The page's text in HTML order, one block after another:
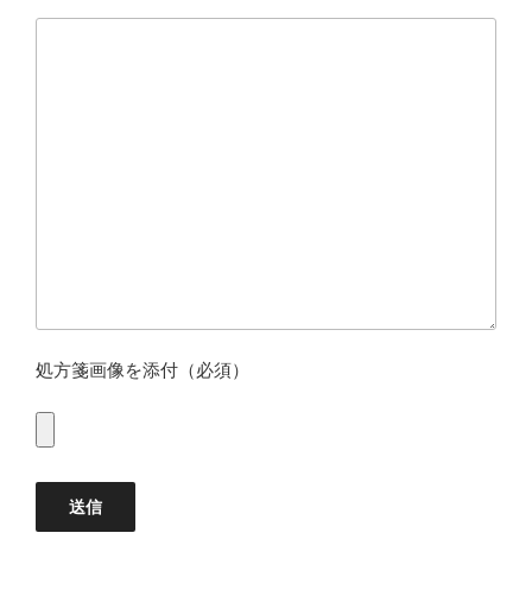
処方箋画像を添付（必須）